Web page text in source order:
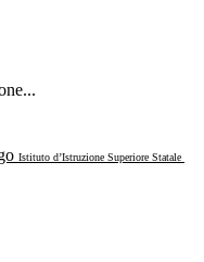
Istituto d’Istruzione Superiore Statale